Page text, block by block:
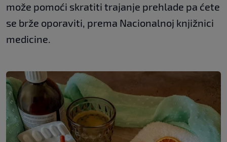
može pomoći skratiti trajanje prehlade pa ćete
se brže oporaviti, prema Nacionalnoj knjižnici
medicine.